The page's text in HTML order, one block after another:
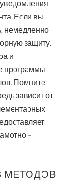
Если вы
немедленно
защиту.
и
программы
Помните,
зависит от
–
МЕТОДОВ